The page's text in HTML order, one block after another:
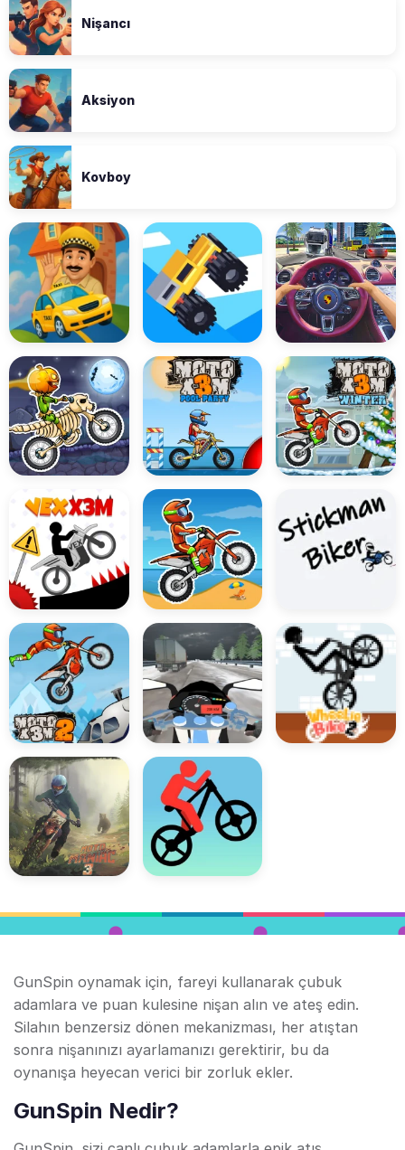
Nişancı
Aksiyon
Kovboy
GunSpin oynamak için, fareyi kullanarak çubuk
adamlara ve puan kulesine nişan alın ve ateş edin.
Silahın benzersiz dönen mekanizması, her atıştan
sonra nişanınızı ayarlamanızı gerektirir, bu da
oynanışa heyecan verici bir zorluk ekler.
GunSpin Nedir?